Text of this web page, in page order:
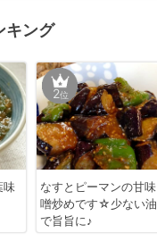
キング
味
2位
なすとピーマンの甘味
噌炒めです☆少ない油
で旨旨に♪